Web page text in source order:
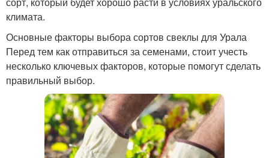
климата.
Основные факторы выбора сортов свеклы для Урала
Перед тем как отправиться за семенами, стоит учесть
несколько ключевых факторов, которые помогут сделать
правильный выбор.